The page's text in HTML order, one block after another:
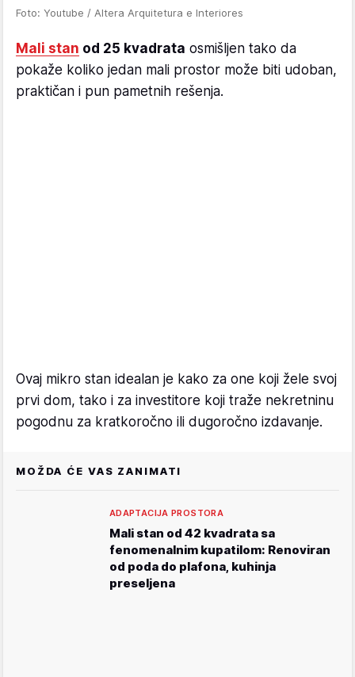
Foto: Youtube / Altera Arquitetura e Interiores
Mali stan od 25 kvadrata osmišljen tako da
pokaže koliko jedan mali prostor može biti udoban,
praktičan i pun pametnih rešenja.
Ovaj mikro stan idealan je kako za one koji žele svoj
prvi dom, tako i za investitore koji traže nekretninu
pogodnu za kratkoročno ili dugoročno izdavanje.
MOŽDA ĆE VAS ZANIMATI
ADAPTACIJA PROSTORA
Mali stan od 42 kvadrata sa
fenomenalnim kupatilom: Renoviran
od poda do plafona, kuhinja
preseljena